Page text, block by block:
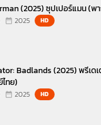
(2025) ซุปเปอร์แมน (พ
2025 HD
Badlands (2025) พรีเด
ทย)
2025 HD